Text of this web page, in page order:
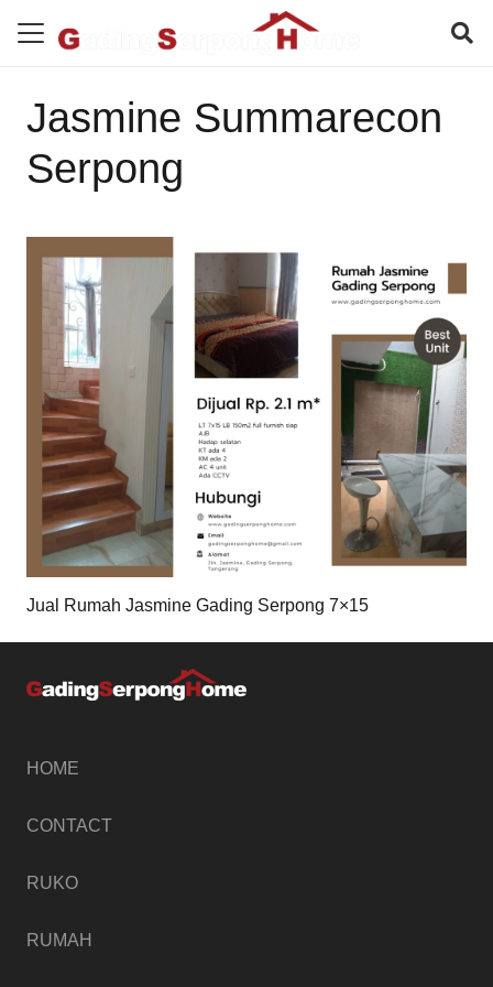
Jasmine Summarecon
Serpong
Jual Rumah Jasmine Gading Serpong 7×15
HOME
CONTACT
RUKO
RUMAH